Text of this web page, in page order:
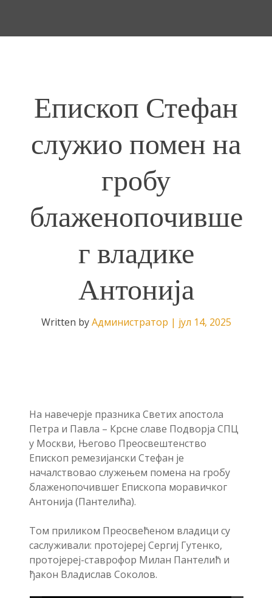
Епископ Стефан
служио помен на
гробу
блаженопочивше
г владике
Антонија
Written byАдминистратор | јул 14, 2025
На навечерје празника Светих апостола
Петра и Павла – Крсне славе Подворја СПЦ
у Москви, Његово Преосвештенство
Епископ ремезијански Стефан је
началствовао служењем помена на гробу
блаженопочившег Епископа моравичког
Антонија (Пантелића).
Том приликом Преосвећеном владици су
саслуживали: протојереј Сергиј Гутенко,
протојереј-ставрофор Милан Пантелић и
ђакон Владислав Соколов.